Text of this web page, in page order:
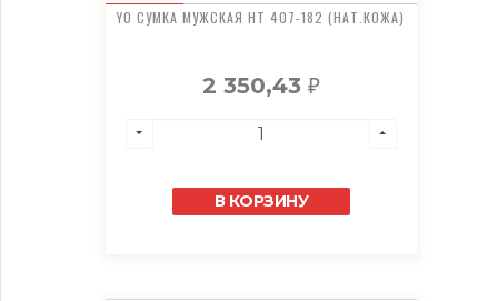
YO СУМКА МУЖСКАЯ HT 407-182 (НАТ.КОЖА)
2 350,43 ₽
В КОРЗИНУ